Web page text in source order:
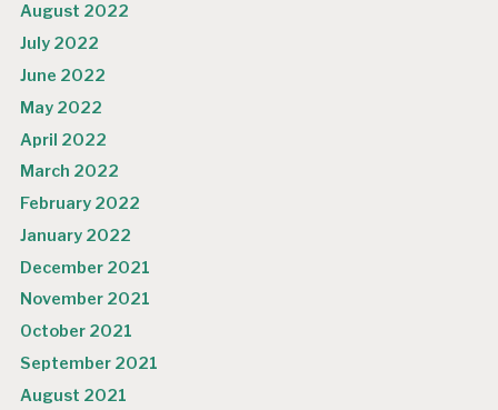
August 2022
July 2022
June 2022
May 2022
April 2022
March 2022
February 2022
January 2022
December 2021
November 2021
October 2021
September 2021
August 2021